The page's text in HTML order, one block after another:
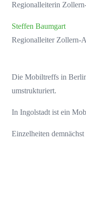
Regionalleiterin
Steffen Baumgart
Regionalleiter Zollern-
Die Mobiltreffs in
umstrukturiert.
In Ingolstadt ist ein
Einzelheiten demnächst